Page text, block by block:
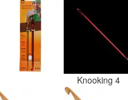
Knooking 4